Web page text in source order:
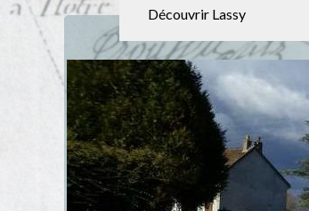
Découvrir Lassy